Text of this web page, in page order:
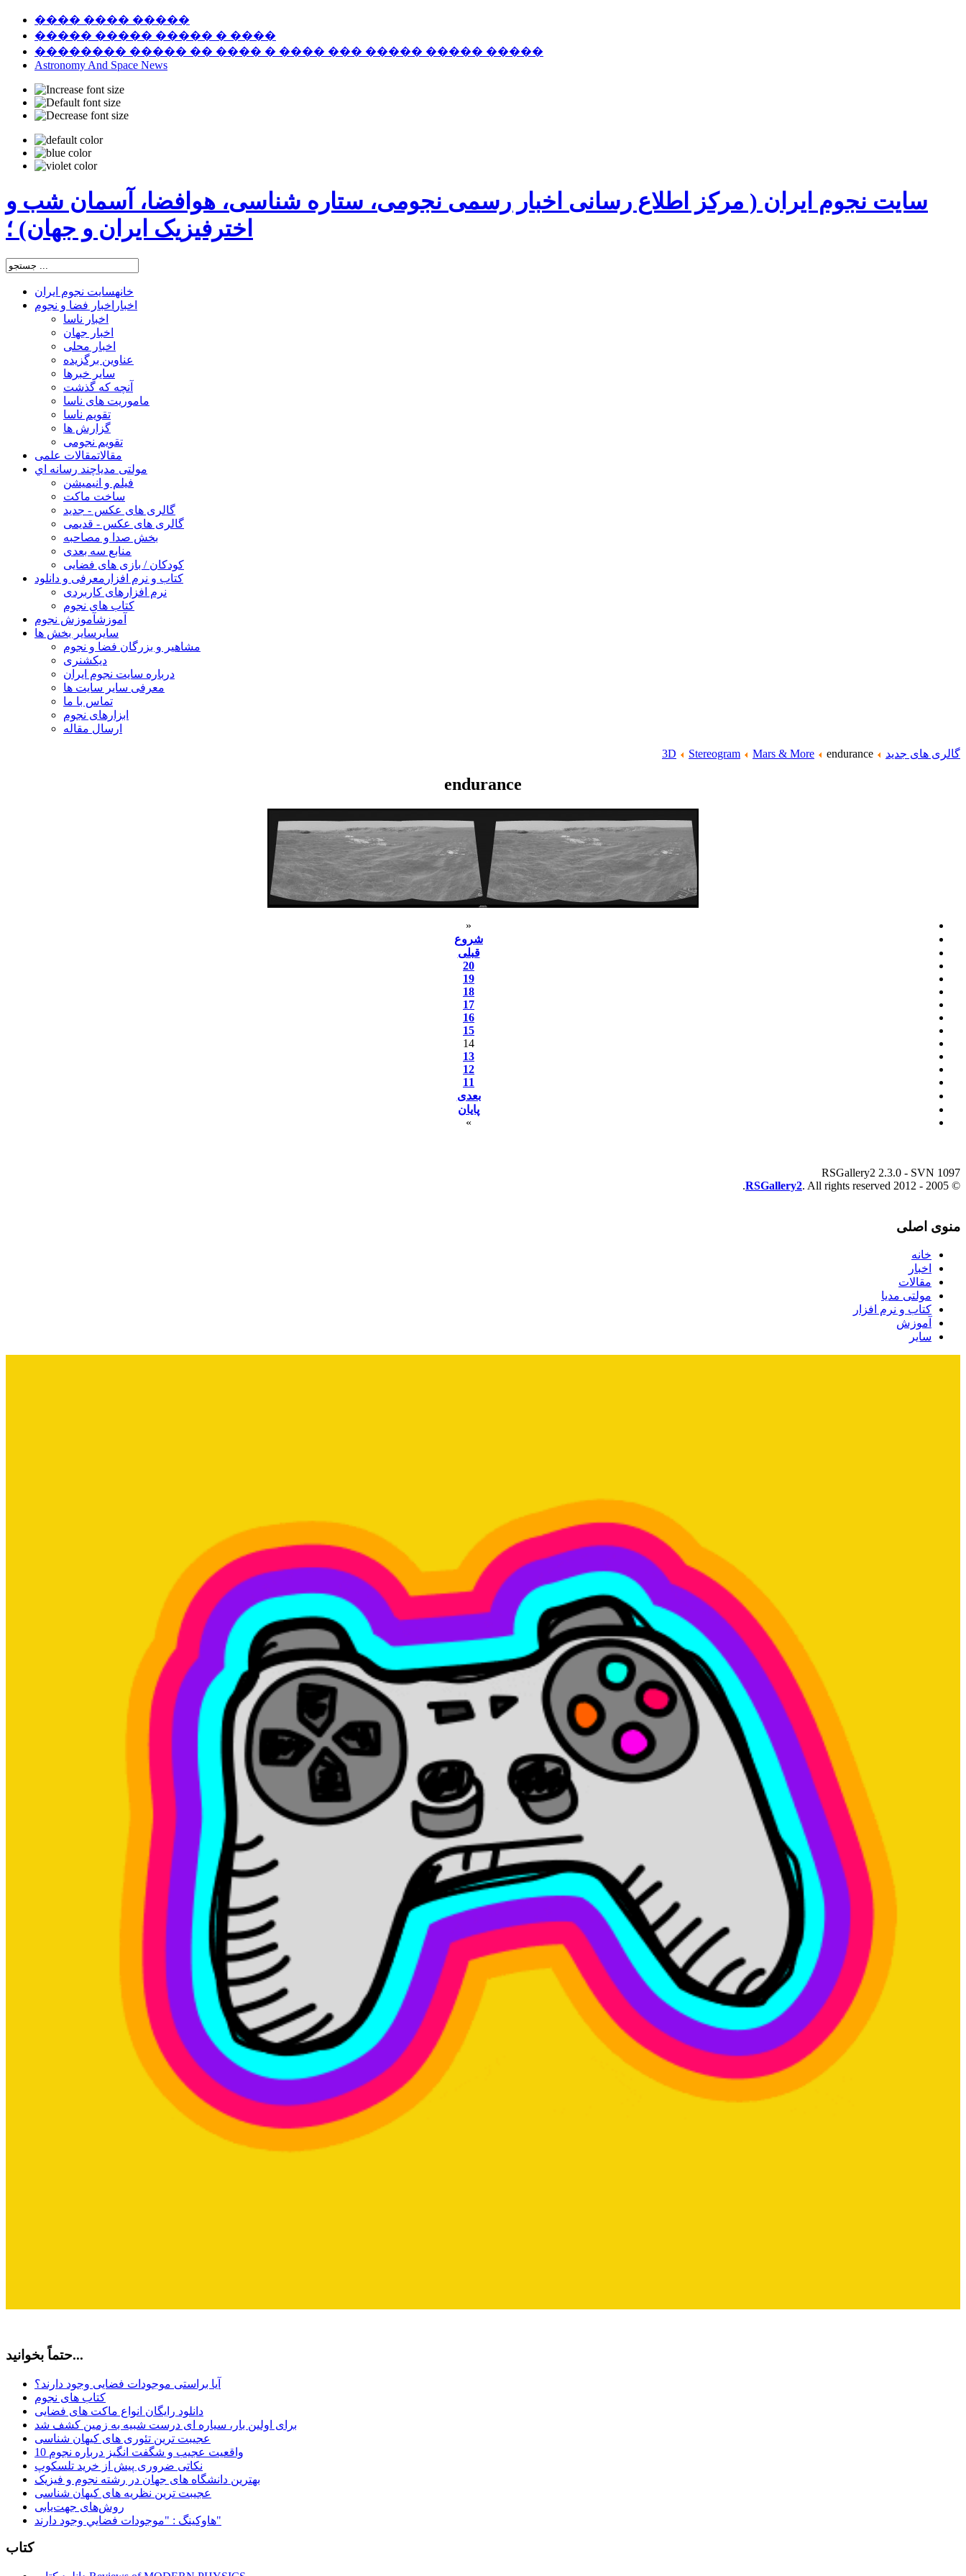
���� ���� �����
����� ����� ����� � ����
�������� ����� �� ���� � ���� ��� ����� ����� �����
Astronomy And Space News
سایت نجوم ایران ( مرکز اطلاع رسانی اخبار رسمی نجومی، ستاره شناسی، هوافضا، آسمان شب و
اخترفیزیک ایران و جهان) ؛
خانهسایت نجوم ایران
اخبار اخبار فضا و نجوم
اخبار ناسا
اخبار جهان
اخبار محلی
عناوین برگزیده
سایر خبرها
آنچه که گذشت
ماموریت های ناسا
تقویم ناسا
گزارش ها
تقویم نجومی
مقالاتمقالات علمی
مولتی مدیاچند رسانه اي
فیلم و انیمیشن
ساخت ماکت
گالری های عکس - جدید
گالری های عکس - قدیمی
بخش صدا و مصاحبه
منابع سه بعدی
کودکان / بازی های فضایی
کتاب و نرم افزار معرفی و دانلود
نرم افزارهای کاربردی
کتاب های نجوم
آموزشآموزش نجوم
سایر سایر بخش ها
مشاهیر و بزرگان فضا و نجوم
دیکشنری
درباره سایت نجوم ایران
معرفی سایر سایت ها
تماس با ما
ابزارهای نجوم
ارسال مقاله
گالری های جدید 3D Stereogram Mars & More endurance
endurance
«
شروع
قبلی
20
19
18
17
16
15
14
13
12
11
بعدی
پایان
»
RSGallery2 2.3.0 - SVN 1097
© 2005 - 2012
RSGallery2. All rights reserved.
منوی اصلی
خانه
اخبار
مقالات
مولتی مدیا
کتاب و نرم افزار
آموزش
سایر
حتماً بخوانید...
آیا براستی موجودات فضایی وجود دارند؟
کتاب های نجوم
دانلود رایگان انواع ماکت های فضایی
برای اولین بار، سیاره ای درست شبیه به زمین کشف شد
عجیبت ترین تئوری های کیهان شناسی
10 واقعیت عجیب و شگفت انگیز درباره نجوم
نکاتی ضروری پیش از خرید تلسکوپ
بهترین دانشگاه های جهان در رشته نجوم و فیزیک
عجیبت ترین نظریه های کیهان شناسی
روش‌های جهت‌یابی
هاوكينگ : "موجودات فضايي وجود دارند"
کتاب